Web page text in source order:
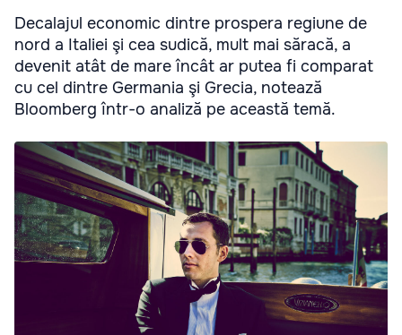
Decalajul economic dintre prospera regiune de
nord a Italiei şi cea sudică, mult mai săracă, a
devenit atât de mare încât ar putea fi comparat
cu cel dintre Germania şi Grecia, notează
Bloomberg într-o analiză pe această temă.